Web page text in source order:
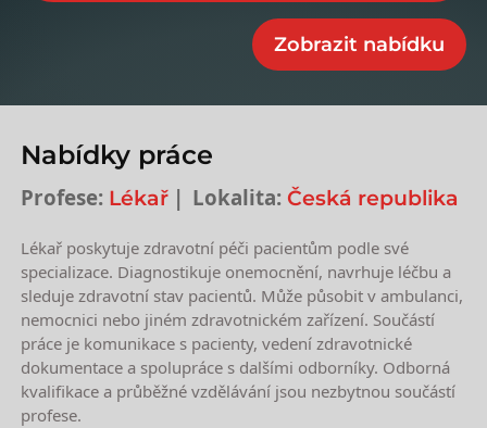
Nabídky práce
Profese: Lékař Lokalita: Česká republika
Lékař poskytuje zdravotní péči pacientům podle své
specializace. Diagnostikuje onemocnění, navrhuje léčbu a
sleduje zdravotní stav pacientů. Může působit v ambulanci,
nemocnici nebo jiném zdravotnickém zařízení. Součástí
práce je komunikace s pacienty, vedení zdravotnické
dokumentace a spolupráce s dalšími odborníky. Odborná
kvalifikace a průběžné vzdělávání jsou nezbytnou součástí
profese.